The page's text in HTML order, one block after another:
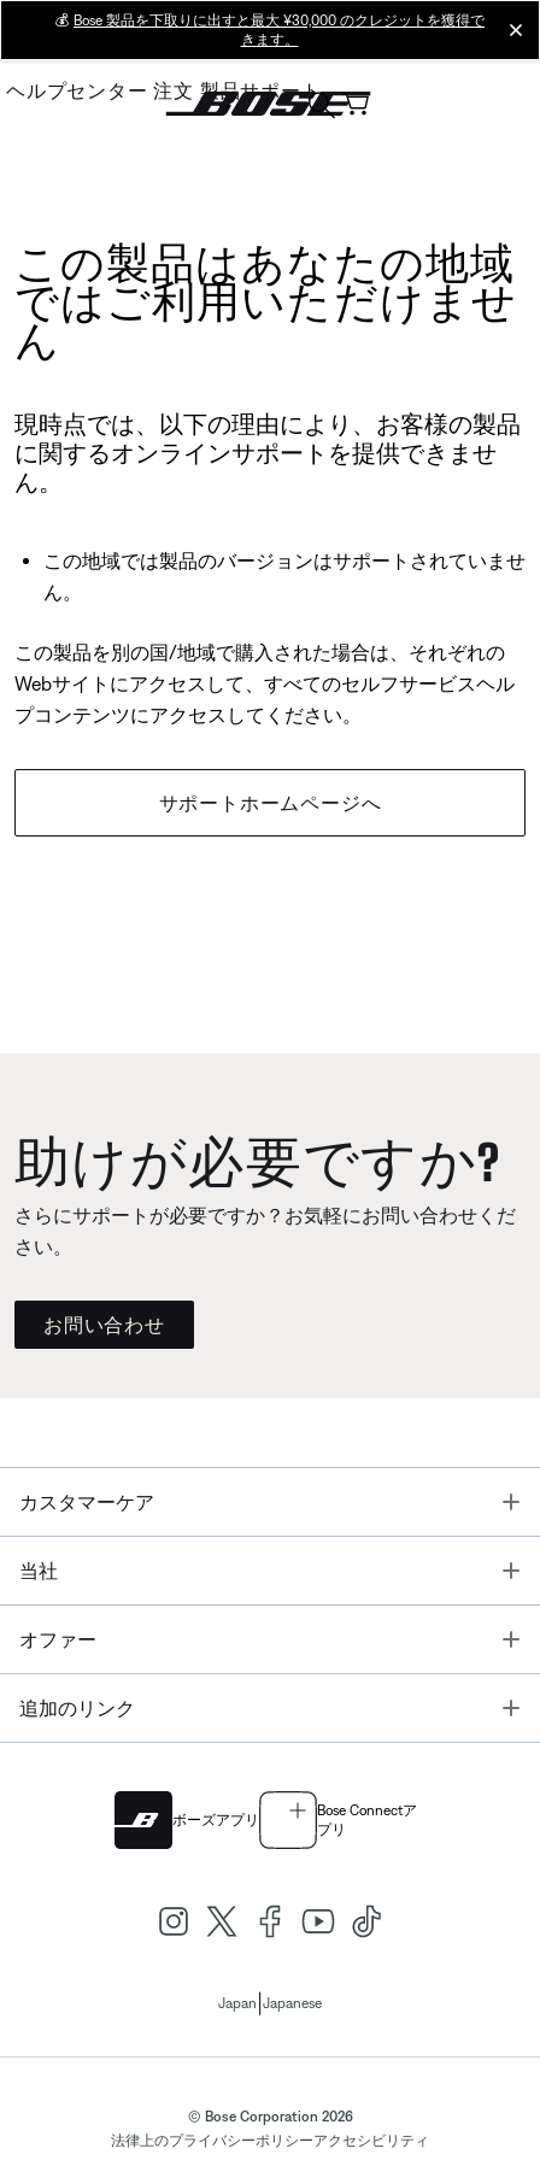
Main
💰 Bose 製品を下取りに出すと最大 ¥30,000 のクレジットを獲得で
きます。
ヘルプセンター 注文 製品サポート
この製品はあなたの地域
ではご利用いただけませ
ん
現時点では、以下の理由により、お客様の製品
に関するオンラインサポートを提供できませ
ん。
この地域では製品のバージョンはサポートされていませ
ん。
この製品を別の国/地域で購入された場合は、それぞれの
Webサイトにアクセスして、すべてのセルフサービスヘル
プコンテンツにアクセスしてください。
サポートホームページへ
助けが必要ですか?
さらにサポートが必要ですか？お気軽にお問い合わせくだ
さい。
お問い合わせ
カスタマーケア
当社
オファー
追加のリンク
ボーズアプリ
Bose Connectア
プリ
Japan Japanese
© Bose Corporation 2026
法律上のプライバシーポリシーアクセシビリティ